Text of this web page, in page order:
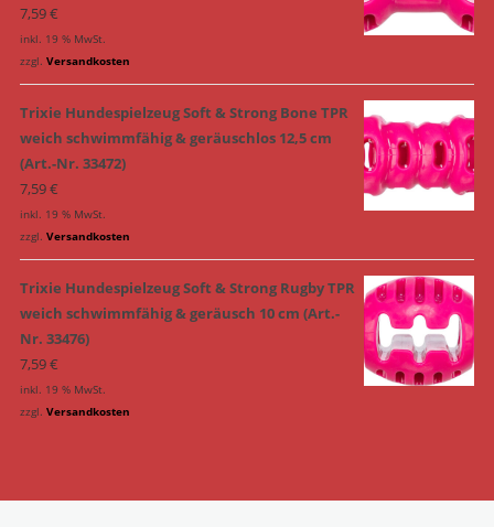
7,59€
inkl. 19 % MwSt.
zzgl. Versandkosten
Trixie Hundespielzeug Soft & Strong Bone TPR
weich schwimmfähig & geräuschlos 12,5 cm
(Art.-Nr. 33472)
7,59€
inkl. 19 % MwSt.
zzgl. Versandkosten
Trixie Hundespielzeug Soft & Strong Rugby TPR
weich schwimmfähig & geräusch 10 cm (Art.-
Nr. 33476)
7,59€
inkl. 19 % MwSt.
zzgl. Versandkosten